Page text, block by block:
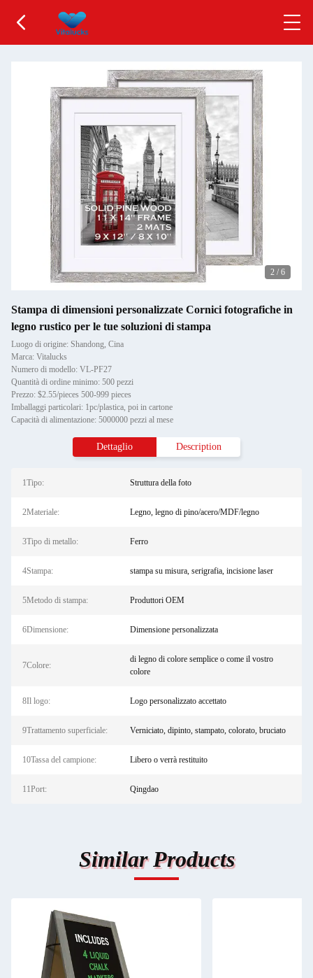
2 / 6
Stampa di dimensioni personalizzate Cornici fotografiche in
legno rustico per le tue soluzioni di stampa
Luogo di origine: Shandong, Cina
Marca: Vitalucks
Numero di modello: VL-PF27
Quantità di ordine minimo: 500 pezzi
Prezzo: $2.55/pieces 500-999 pieces
Imballaggi particolari: 1pc/plastica, poi in cartone
Capacità di alimentazione: 5000000 pezzi al mese
Dettaglio Description
1Tipo: Struttura della foto
2Materiale: Legno, legno di pino/acero/MDF/legno
3Tipo di metallo: Ferro
4Stampa: stampa su misura, serigrafia, incisione laser
5Metodo di stampa: Produttori OEM
6Dimensione: Dimensione personalizzata
7Colore:
di legno di colore semplice o come il vostro
colore
8Il logo: Logo personalizzato accettato
9Trattamento superficiale: Verniciato, dipinto, stampato, colorato, bruciato
10Tassa del campione: Libero o verrà restituito
11Port: Qingdao
Similar Products